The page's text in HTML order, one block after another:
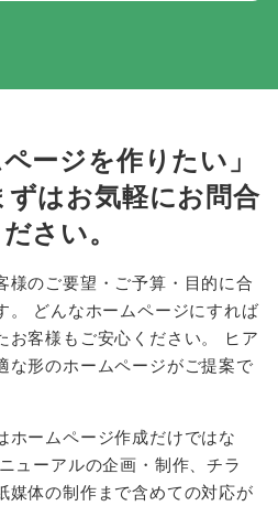
ージを作りたい」
ずはお気軽にお問合
さい。
様のご要望・ご予算・目的に合
どんなホームページにすれば
客様もご安心ください。
ヒア
な形のホームページがご提案で
ホームページ作成だけではな
ューアルの企画・制作、チラ
媒体の制作まで含めての対応が